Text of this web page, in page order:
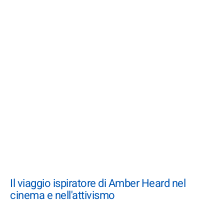
Il viaggio ispiratore di Amber Heard nel
cinema e nell'attivismo